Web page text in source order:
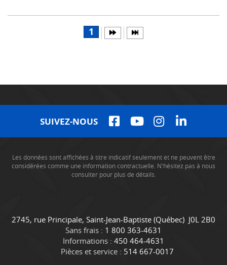
1
SUIVEZ-NOUS
Les données sont affichées à titre indicatif seulement et ne peuvent être
considérées comme une information contractuelle. N'hésitez pas à nous
consulter pour plus de détails.
C
o
n
t
C
a
m
i
2745, rue Principale, Saint-Jean-Baptiste (Québec) J0L 2B0
Sans frais : 1 800 363-4631
Informations : 450 464-4631
Pièces et service : 514 667-0017